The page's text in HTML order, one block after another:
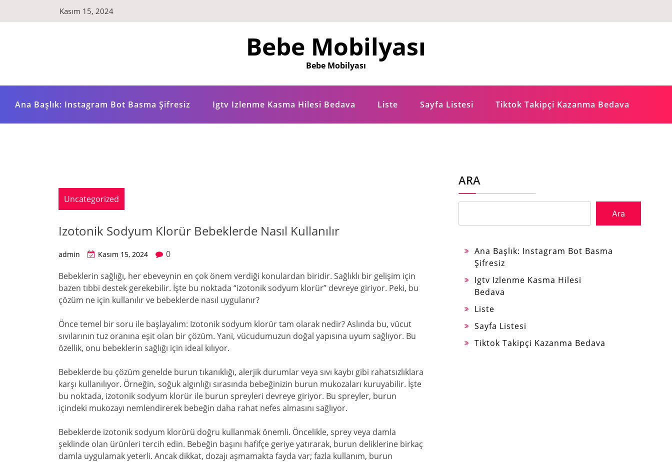
Kasım 15, 2024
Bebe Mobilyası
Bebe Mobilyası
Ana Başlık: Instagram Bot Basma Şifresiz Igtv Izlenme Kasma Hilesi Bedava Liste Sayfa Listesi Tiktok Takipçi Kazanma Bedava
Uncategorized
Izotonik Sodyum Klorür Bebeklerde Nasıl Kullanılır
admin Kasım 15, 2024
0
Bebeklerin sağlığı, her ebeveynin en çok önem verdiği konulardan biridir. Sağlıklı bir gelişim için
bazen tıbbi destek gerekebilir. İşte bu noktada “izotonik sodyum klorür” devreye giriyor. Peki, bu
çözüm ne için kullanılır ve bebeklerde nasıl uygulanır?
Önce temel bir soru ile başlayalım: Izotonik sodyum klorür tam olarak nedir? Aslında bu, vücut
sıvılarının tuz oranına eşit olan bir çözüm. Yani, vücudumuzun doğal yapısına uyum sağlıyor. Bu
özellik, onu bebeklerin sağlığı için ideal kılıyor.
Bebeklerde bu çözüm genelde burun tıkanıklığı, alerjik durumlar veya sıvı kaybı gibi rahatsızlıklara
karşı kullanılıyor. Örneğin, soğuk algınlığı sırasında bebeğinizin burun mukozaları kuruyabilir. İşte
bu noktada, izotonik sodyum klorür ile burun spreyleri devreye giriyor. Bu spreyler, burun
içindeki mukozayı nemlendirerek bebeğin daha rahat nefes almasını sağlıyor.
Bebeklerde izotonik sodyum klorürü doğru kullanmak önemli. Öncelikle, sprey veya damla
şeklinde olan ürünleri tercih edin. Bebeğin başını hafifçe geriye yatırarak, burun deliklerine birkaç
damla uygulamak yeterli. Ancak dikkat, dozajı aşmamakta fayda var; fazla kullanım, burun
ARA
Ara
Ana Başlık: Instagram Bot Basma
Şifresiz
Igtv Izlenme Kasma Hilesi
Bedava
Liste
Sayfa Listesi
Tiktok Takipçi Kazanma Bedava